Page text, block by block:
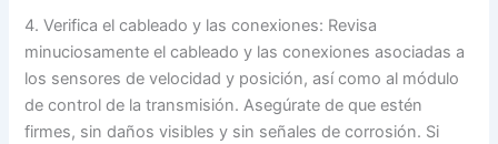
4. Verifica el cableado y las conexiones: Revisa
minuciosamente el cableado y las conexiones asociadas a
los sensores de velocidad y posición, así como al módulo
de control de la transmisión. Asegúrate de que estén
firmes, sin daños visibles y sin señales de corrosión. Si